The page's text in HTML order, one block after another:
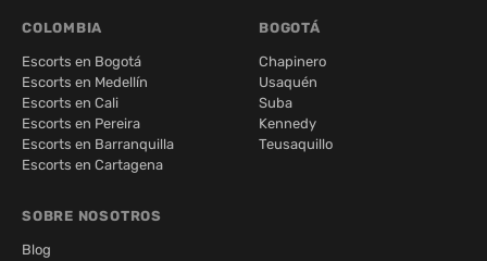
COLOMBIA
Escorts en Bogotá
Escorts en Medellín
Escorts en Cali
Escorts en Pereira
Escorts en Barranquilla
Escorts en Cartagena
BOGOTÁ
Chapinero
Usaquén
Suba
Kennedy
Teusaquillo
SOBRE NOSOTROS
Blog